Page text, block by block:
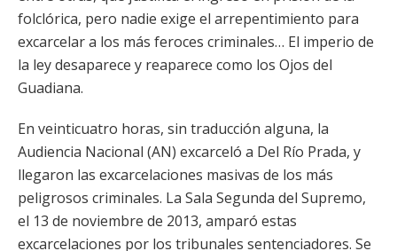
folclórica, pero nadie exige el arrepentimiento para
excarcelar a los más feroces criminales… El imperio de
la ley desaparece y reaparece como los Ojos del
Guadiana.
En veinticuatro horas, sin traducción alguna, la
Audiencia Nacional (AN) excarceló a Del Río Prada, y
llegaron las excarcelaciones masivas de los más
peligrosos criminales. La Sala Segunda del Supremo,
el 13 de noviembre de 2013, amparó estas
excarcelaciones por los tribunales sentenciadores. Se